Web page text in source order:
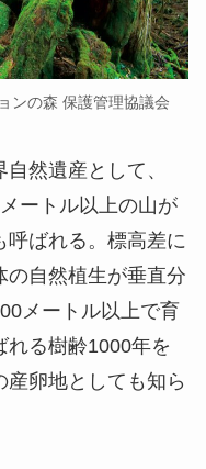
ンの森 保護管理協議会
然遺産として、
ートル以上の山が
ばれる。標高差に
の自然植生が垂直分
メートル以上で育
れる樹齢1000年を
卵地としても知ら